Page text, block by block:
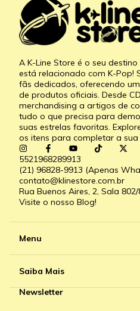
A K-Line Store é o seu
está relacionado com K-Pop!
fãs dedicados, oferecendo
de produtos oficiais. Desde
merchandising a artigos de
tudo o que precisa para
suas estrelas favoritas.
os itens para completar a sua
5521968289913
(21) 96828-9913 (Apenas
contato@klinestore.com.br
Rua Buenos Aires, 2, Sala
Visite o nosso Blog!
Menu
Saiba Mais
Newsletter